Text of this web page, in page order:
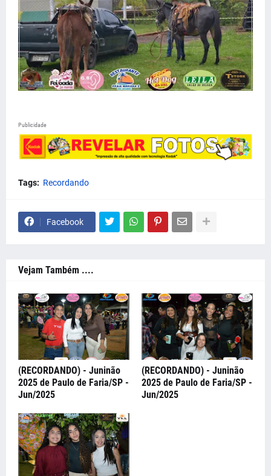
Publicidade
Tags: Recordando
Facebook
Vejam Também ....
(RECORDANDO) - Juninão
2025 de Paulo de Faria/SP -
Jun/2025
(RECORDANDO) - Juninão
2025 de Paulo de Faria/SP -
Jun/2025